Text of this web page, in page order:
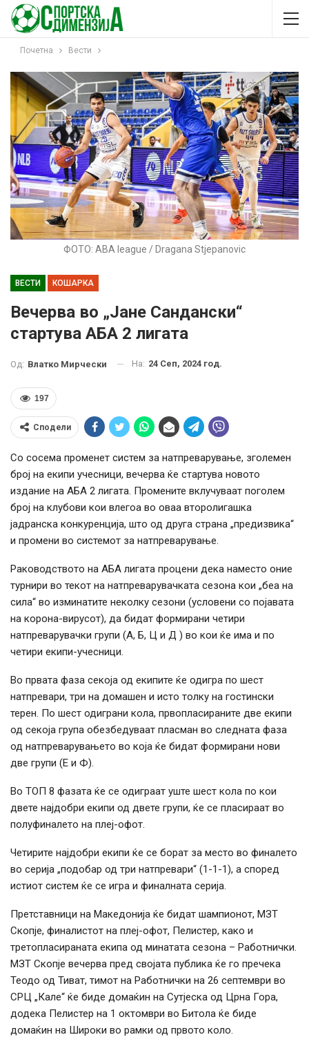
Почетна Вести
ФОТО: ABA league / Dragana Stjepanovic
ВЕСТИ КОШАРКА
Вечерва во „Јане Сандански“
стартува АБА 2 лигата
Од: Влатко Мирчески На: 24 Сеп, 2024 год.
197
Сподели
Со сосема променет систем за натпреварување, зголемен
број на екипи учесници, вечерва ќе стартува новото
издание на АБА 2 лигата. Промените вклучуваат поголем
број на клубови кои влегоа во оваа второлигашка
јадранска конкуренција, што од друга страна „предизвика“
и промени во системот за натпреварување.
Раководството на АБА лигата процени дека наместо оние
турнири во текот на натпреварувачката сезона кои „беа на
сила“ во изминатите неколку сезони (условени со појавата
на корона-вирусот), да бидат формирани четири
натпреварувачки групи (А, Б, Ц и Д ) во кои ќе има и по
четири екипи-учесници.
Во првата фаза секоја од екипите ќе одигра по шест
натпревари, три на домашен и исто толку на гостински
терен. По шест одиграни кола, првопласираните две екипи
од секоја група обезбедуваат пласман во следната фаза
од натпреварувањето во која ќе бидат формирани нови
две групи (Е и Ф).
Во ТОП 8 фазата ќе се одиграат уште шест кола по кои
двете најдобри екипи од двете групи, ќе се пласираат во
полуфиналето на плеј-офот.
Четирите најдобри екипи ќе се борат за место во финалето
во серија „подобар од три натпревари“ (1-1-1), а според
истиот систем ќе се игра и финалната серија.
Претставници на Македонија ќе бидат шампионот, МЗТ
Скопје, финалистот на плеј-офот, Пелистер, како и
третопласираната екипа од минатата сезона – Работнички.
МЗТ Скопје вечерва пред својата публика ќе го пречека
Теодо од Тиват, тимот на Работнички на 26 септември во
СРЦ „Кале“ ќе биде домаќин на Сутјеска од Црна Гора,
додека Пелистер на 1 октомври во Битола ќе биде
домаќин на Широки во рамки од првото коло.